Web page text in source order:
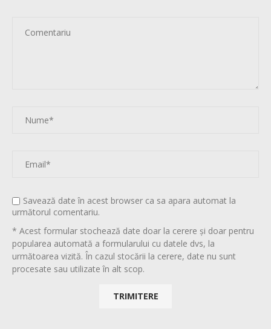
Savează date în acest browser ca sa apara automat la
următorul comentariu.
* Acest formular stochează date doar la cerere și doar pentru
popularea automată a formularului cu datele dvs, la
următoarea vizită. În cazul stocării la cerere, date nu sunt
procesate sau utilizate în alt scop.